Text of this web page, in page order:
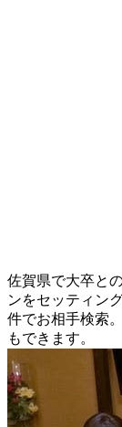
佐賀県で大卒と
ンをセッティン
件でお相手検索
もできます。